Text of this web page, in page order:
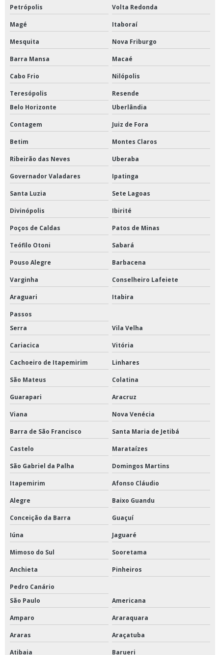
Petrópolis Volta Redonda
Magé Itaboraí
Mesquita Nova Friburgo
Barra Mansa Macaé
Cabo Frio Nilópolis
Teresópolis
Resende
Belo Horizonte
Uberlândia
Contagem Juiz de Fora
Betim Montes Claros
Ribeirão das Neves Uberaba
Governador Valadares Ipatinga
Santa Luzia Sete Lagoas
Divinópolis Ibirité
Poços de Caldas Patos de Minas
Teófilo Otoni Sabará
Pouso Alegre Barbacena
Varginha Conselheiro Lafeiete
Araguari Itabira
Passos
Serra
Vila Velha
Cariacica Vitória
Cachoeiro de Itapemirim Linhares
São Mateus Colatina
Guarapari Aracruz
Viana Nova Venécia
Barra de São Francisco Santa Maria de Jetibá
Castelo Marataízes
São Gabriel da Palha Domingos Martins
Itapemirim Afonso Cláudio
Alegre Baixo Guandu
Conceição da Barra Guaçuí
Iúna Jaguaré
Mimoso do Sul Sooretama
Anchieta Pinheiros
Pedro Canário
São Paulo
Americana
Amparo Araraquara
Araras Araçatuba
Atibaia Barueri